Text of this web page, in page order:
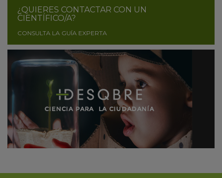
¿QUIERES CONTACTAR CON UN
CIENTÍFICO/A?
CONSULTA LA GUÍA EXPERTA